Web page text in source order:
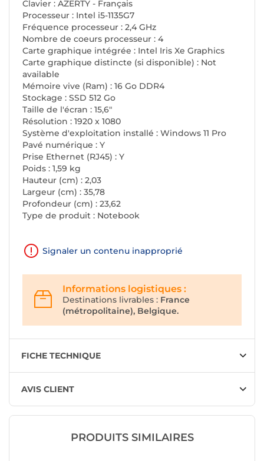
Clavier : AZERTY - Français
Processeur : Intel i5-1135G7
Fréquence processeur : 2,4 GHz
Nombre de coeurs processeur : 4
Carte graphique intégrée : Intel Iris Xe Graphics
Carte graphique distincte (si disponible) : Not
available
Mémoire vive (Ram) : 16 Go DDR4
Stockage : SSD 512 Go
Taille de l'écran : 15,6"
Résolution : 1920 x 1080
Système d'exploitation installé : Windows 11 Pro
Pavé numérique : Y
Prise Ethernet (RJ45) : Y
Poids : 1,59 kg
Hauteur (cm) : 2,03
Largeur (cm) : 35,78
Profondeur (cm) : 23,62
Type de produit : Notebook
Signaler un contenu inapproprié
Informations logistiques :
Destinations livrables : France
(métropolitaine), Belgique.
FICHE TECHNIQUE
AVIS CLIENT
PRODUITS SIMILAIRES